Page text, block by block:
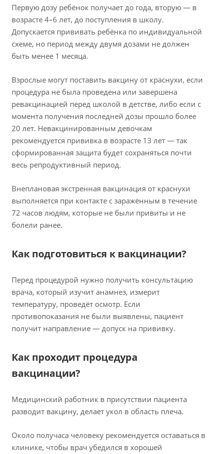
Первую дозу ребёнок получает до года, вторую — в
возрасте 4–6 лет, до поступления в школу.
Допускается прививать ребёнка по индивидуальной
схеме, но период между двумя дозами не должен
быть менее 1 месяца.
Взрослые могут поставить вакцину от краснухи, если
процедура не была проведена или завершена
ревакцинацией перед школой в детстве, либо если с
момента получения последней дозы прошло более
20 лет. Невакцинированным девочкам
рекомендуется прививка в возрасте 13 лет — так
сформированная защита будет сохраняться почти
весь репродуктивный период.
Внеплановая экстренная вакцинация от краснухи
выполняется при контакте с заражённым в течение
72 часов людям, которые не были привиты и не
болели ранее.
Как подготовиться к вакцинации?
Перед процедурой нужно получить консультацию
врача, который изучит анамнез, измерит
температуру, проведёт осмотр. Если
противопоказания не были выявлены, пациент
получит направление — допуск на прививку.
Как проходит процедура
вакцинации?
Медицинский работник в присутствии пациента
разводит вакцину, делает укол в область плеча.
Около получаса человеку рекомендуется оставаться в
клинике, чтобы врач убедился в хорошей